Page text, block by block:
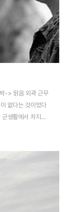
-> 맑음 외곽 근무
없다는 것이었다
생활에서 차지하
에서 근무, 정문,
와서 서곤 하지
헌병이 서기 때
훈련이 아니라
CP 근무는 자대 가